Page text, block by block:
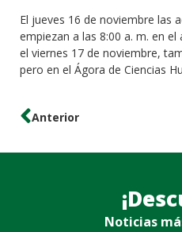
El jueves 16 de noviembre las
empiezan a las 8:00 a. m. en
el viernes 17 de noviembre,
pero en el Ágora de Ciencias
Anterior
Noticias